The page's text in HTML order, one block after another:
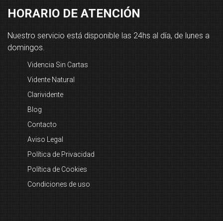
HORARIO DE ATENCIÓN
Nuestro servicio está disponible las 24hs al día, de lunes a
domingos.
Videncia Sin Cartas
Vidente Natural
Clarividente
Blog
Contacto
Aviso Legal
Política de Privacidad
Política de Cookies
Condiciones de uso